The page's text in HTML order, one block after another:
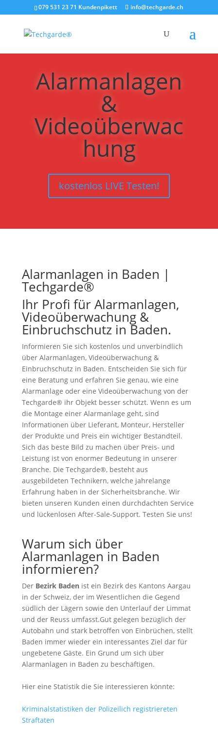
079 531 23 71 Kundenpikett info@techgarde.ch
Alarmanlagen
&
Videoüberwac
hung
kostenlos LIVE Testen!
Alarmanlagen in Baden |
Techgarde®
Ihr Profi für Alarmanlagen,
Videoüberwachung &
Einbruchschutz in Baden.
Informieren Sie sich kostenlos und unverbindlich
über Alarmanlagen, Videoüberwachung &
Einbruchschutz in Baden. Entscheiden Sie sich für
eine Beratung und erfahren Sie genau, wie eine
Alarmanlage oder eine Videoüberwachung von der
Techgarde® ihr Objekt besser schützt. Wenn es um
die Montage einer Alarmanlage geht, sind
Informationen über Lieferant, Monteur, Hersteller
der Produkte und Preis ein wichtiger Bestandteil.
Sich das beste Bild zu machen über Preis- und
Leistung ist von enormer Bedeutung in unserer
Branche. Die Techgarde®, besteht aus
ausgebildeten Technikern, welche jahrelange
Erfahrung haben in der Sicherheitsbranche. Wir
bieten unseren Kunden einen durchdachten Service
und lückenlosen After-Sale-Support. Testen Sie uns!
Warum sich über
Alarmanlagen in Baden
informieren?
Der Bezirk Badenist ein Bezirk des Kantons Aargau
in der Schweiz, der im Wesentlichen die Gegend
südlich der Lägern sowie den Unterlauf der Limmat
und der Reuss umfasst.Gut gelegen bezüglich der
Autobahn und stark betroffen von Einbrüchen, stellt
Baden immer wieder ein interessantes Ziel dar für
ungebetene Gäste. Ein Grund um sich über
Alarmanlagen in Baden zu beschäftigen.
Hier eine Statistik die Sie interessieren könnte:
Kriminalstatistiken der Polizeilich registriereten
Straftaten